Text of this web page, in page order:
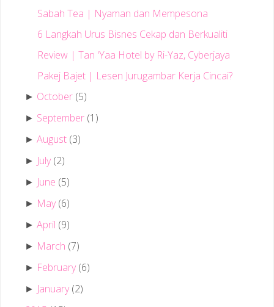
Sabah Tea | Nyaman dan Mempesona
6 Langkah Urus Bisnes Cekap dan Berkualiti
Review | Tan 'Yaa Hotel by Ri-Yaz, Cyberjaya
Pakej Bajet | Lesen Jurugambar Kerja Cincai?
► October (5)
► September (1)
►August (3)
► July (2)
► June (5)
► May (6)
►April (9)
► March (7)
► February (6)
► January (2)